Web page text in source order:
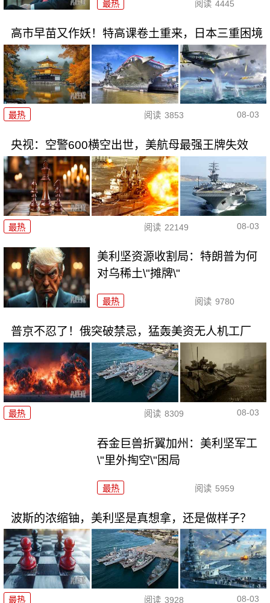
最热 阅读 4445
高市早苗又作妖！特高课卷土重来，日本三重困境
最热 阅读 3853 08-03
央视：空警600横空出世，美航母最强王牌失效
最热 阅读 22149 08-03
美利坚资源收割局：特朗普为何
对乌稀土\"摊牌\"
最热 阅读 9780
普京不忍了！俄突破禁忌，猛轰美资无人机工厂
最热 阅读 8309 08-03
吞金巨兽折翼加州：美利坚军工
\"里外掏空\"困局
最热 阅读 5959
波斯的浓缩铀，美利坚是真想拿，还是做样子？
最热 阅读 3928 08-03